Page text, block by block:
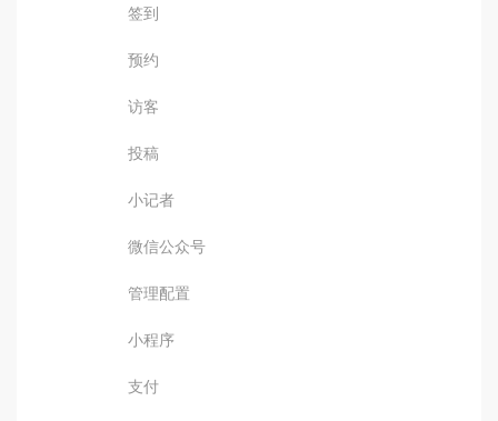
签到
预约
访客
投稿
小记者
微信公众号
管理配置
小程序
支付